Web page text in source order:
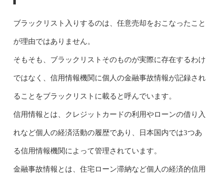
ブラックリスト入りするのは、任意売却をおこなったこと
が理由ではありません。
そもそも、ブラックリストそのものが実際に存在するわけ
ではなく、信用情報機関に個人の金融事故情報が記録され
ることをブラックリストに載ると呼んでいます。
信用情報とは、クレジットカードの利用やローンの借り入
れなど個人の経済活動の履歴であり、日本国内では3つあ
る信用情報機関によって管理されています。
金融事故情報とは、住宅ローン滞納など個人の経済的信用